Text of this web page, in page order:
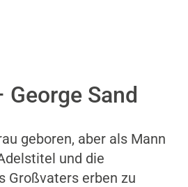
George Sand
geboren, aber als Mann
und die
Großvaters erben zu